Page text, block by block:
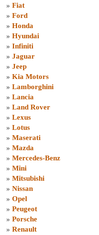
» Fiat
» Ford
» Honda
» Hyundai
» Infiniti
» Jaguar
» Jeep
» Kia Motors
» Lamborghini
» Lancia
» Land Rover
» Lexus
» Lotus
» Maserati
» Mazda
» Mercedes-Benz
» Mini
» Mitsubishi
» Nissan
» Opel
» Peugeot
» Porsche
» Renault